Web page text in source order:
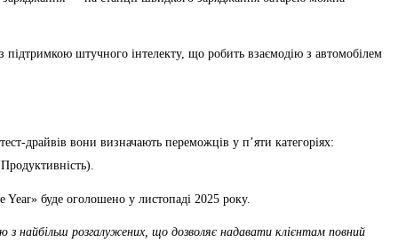
штучного інтелекту, що робить взаємодію з автомобілем
драйвів вони визначають переможців у п’яти категоріях:
Year» буде оголошено у листопаді 2025 року.
з найбільш розгалужених, що дозволяє надавати клієнтам повний